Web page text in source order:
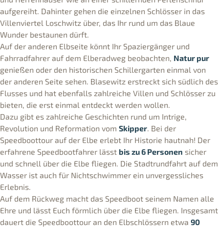
aufgereiht. Dahinter gehen die einzelnen Schlösser in das
Villenviertel Loschwitz über, das Ihr rund um das Blaue
Wunder bestaunen dürft.
Auf der anderen Elbseite könnt Ihr Spaziergänger und
Fahrradfahrer auf dem Elberadweg beobachten, Natur pur
genießen oder den historischen Schillergarten einmal von
der anderen Seite sehen. Blasewitz erstreckt sich südlich des
Flusses und hat ebenfalls zahlreiche Villen und Schlösser zu
bieten, die erst einmal entdeckt werden wollen.
Dazu gibt es zahlreiche Geschichten rund um Intrige,
Revolution und Reformation vom Skipper. Bei der
Speedboottour auf der Elbe erlebt Ihr Historie hautnah! Der
erfahrene Speedbootfahrer lässt bis zu 6 Personen sicher
und schnell über die Elbe fliegen. Die Stadtrundfahrt auf dem
Wasser ist auch für Nichtschwimmer ein unvergessliches
Erlebnis.
Auf dem Rückweg macht das Speedboot seinem Namen alle
Ehre und lässt Euch förmlich über die Elbe fliegen. Insgesamt
dauert die Speedboottour an den Elbschlössern etwa 90